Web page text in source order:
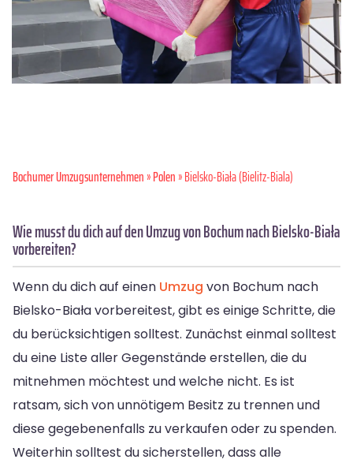
Bochumer Umzugsunternehmen»Polen» Bielsko-Biała (Bielitz-Biala)
Wie musst du dich auf den Umzug von Bochum nach Bielsko-Biała
vorbereiten?
Wenn du dich auf einen Umzug von Bochum nach
Bielsko-Biała vorbereitest, gibt es einige Schritte, die
du berücksichtigen solltest. Zunächst einmal solltest
du eine Liste aller Gegenstände erstellen, die du
mitnehmen möchtest und welche nicht. Es ist
ratsam, sich von unnötigem Besitz zu trennen und
diese gegebenenfalls zu verkaufen oder zu spenden.
Weiterhin solltest du sicherstellen, dass alle